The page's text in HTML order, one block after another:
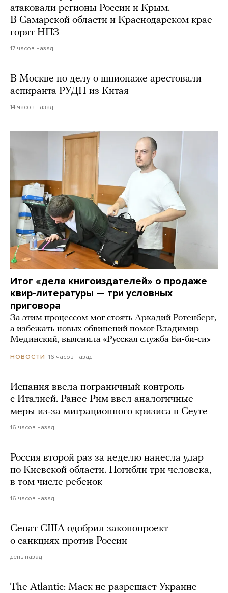
атаковали регионы России и Крым.
В Самарской области и Краснодарском крае
горят НПЗ
17 часов назад
В Москве по делу о шпионаже арестовали
аспиранта РУДН из Китая
14 часов назад
Итог «дела книгоиздателей» о продаже
квир-литературы — три условных
приговора
За этим процессом мог стоять Аркадий Ротенберг,
а избежать новых обвинений помог Владимир
Мединский, выяснила «Русская служба Би-би-си»
НОВОСТИ 16 часов назад
Испания ввела пограничный контроль
с Италией. Ранее Рим ввел аналогичные
меры из-за миграционного кризиса в Сеуте
16 часов назад
Россия второй раз за неделю нанесла удар
по Киевской области. Погибли три человека,
в том числе ребенок
16 часов назад
Сенат США одобрил законопроект
о санкциях против России
день назад
The Atlantic: Маск не разрешает Украине